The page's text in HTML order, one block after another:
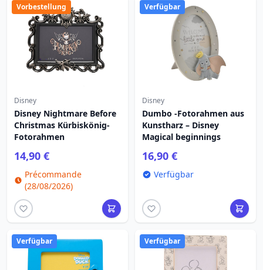
Vorbestellung
Disney
Disney Nightmare Before
Christmas Kürbiskönig-
Fotorahmen
14,90 €
Précommande
(28/08/2026)
Verfügbar
Disney
Dumbo -Fotorahmen aus
Kunstharz – Disney
Magical beginnings
16,90 €
Verfügbar
Verfügbar Verfügbar